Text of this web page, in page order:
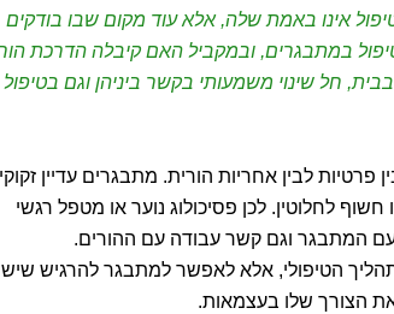
אינו באמת שלה, אלא עוד מקום שבו בודקים
במתבגרים, ובמקביל האם קיבלה הדרכת
חל שינוי משמעותי בקשר ביניהן וגם בטיפול
פרטיות לבין אחריות הורית. מתבגרים עדיין
לחלוטין. לכן פסיכולוג נוער או מטפל רגשי
עם המתבגר וגם קשר עבודה עם ההורים.
הטיפולי, אלא לאפשר למתבגר להרגיש שיש
את הצורך שלו בעצמאות.